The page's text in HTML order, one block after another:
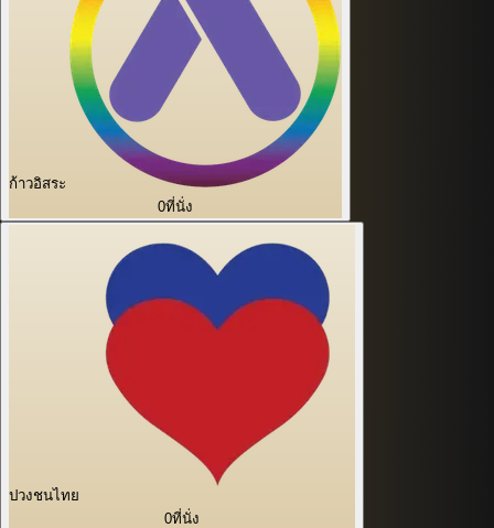
ก้าวอิสระ
0ที่นั่ง
ปวงชนไทย
0ที่นั่ง